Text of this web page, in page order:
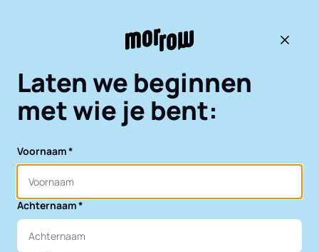
Terug
Laten we beginnen
met wie je bent:
Voornaam
Achternaam